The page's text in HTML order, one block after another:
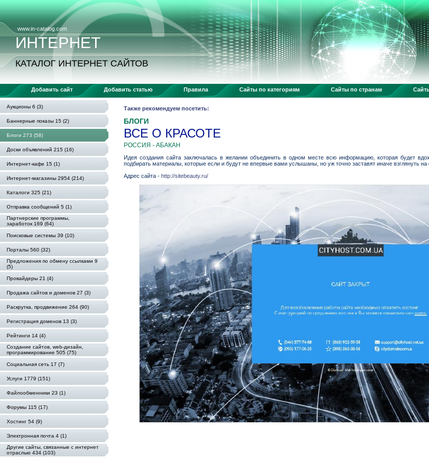
www.in-catalog.com
ИНТЕРНЕТ
КАТАЛОГ ИНТЕРНЕТ САЙТОВ
Добавить сайт Добавить статью Правила Сайты по категориям Сайты по странам
Аукционы 6 (3)
Баннерные показы 15 (2)
Блоги 273 (58)
Доски объявлений 215 (16)
Интернет-кафе 15 (1)
Интернет-магазины 2954 (214)
Каталоги 325 (21)
Отправка сообщений 5 (1)
Партнерские программы,
заработок 169 (64)
Поисковые системы 39 (10)
Порталы 560 (32)
Предложения по обмену ссылками 9
(5)
Провайдеры 21 (4)
Продажа сайтов и доменов 27 (3)
Раскрутка, продвижение 264 (90)
Регистрация доменов 13 (3)
Рейтинги 14 (4)
Создание сайтов, web-дизайн,
программирование 505 (75)
Социальная сеть 17 (7)
Услуги 1779 (151)
Файлообменники 23 (1)
Форумы 115 (17)
Хостинг 54 (9)
Электронная почта 4 (1)
Другие сайты, связанные с интернет
отраслью 434 (103)
Также рекомендуем посетить:
БЛОГИ
ВСЕ О КРАСОТЕ
РОССИЯ - АБАКАН
Идея создания сайта заключалась в желании объединить в одном месте всю информацию, которая будет
подбирать материалы, которые если и будут не впервые вами услышаны, но уж точно заставят иначе взглянуть
Адрес сайта - http://sitebeauty.ru/